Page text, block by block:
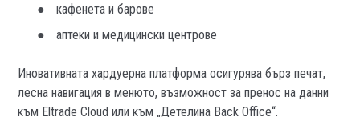
кафенета и барове
аптеки и медицински центрове
Иновативната хардуерна платформа осигурява бърз печат,
лесна навигация в менюто, възможност за пренос на данни
към Eltrade Cloud или към „Детелина Back Office“.